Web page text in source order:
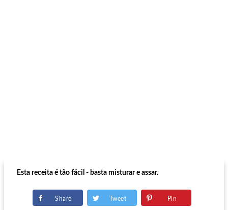
Esta receita é tão fácil - basta misturar e assar.
Share Tweet Pin